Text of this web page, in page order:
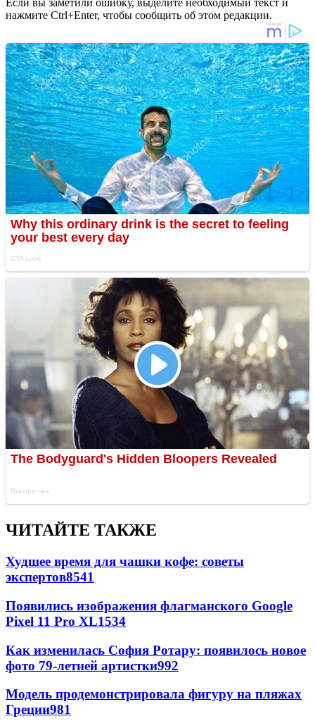
нажмите Ctrl+Enter, чтобы сообщить об этом редакции.
ЧИТАЙТЕ ТАКЖЕ
Худшее время для чашки кофе: советы
экспертов8541
Появились изображения флагманского Google
Pixel 11 Pro XL1534
Как изменилась София Ротару: появилось новое
фото 79-летней артистки992
Модель продемонстрировала фигуру на пляжах
Греции981